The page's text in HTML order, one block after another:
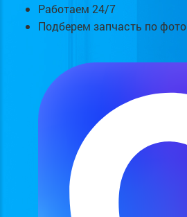
Работаем 24/7
Подберем запчасть по фото